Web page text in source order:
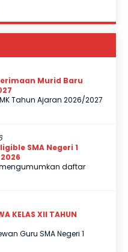
Murid Baru
Tahun Ajaran 2026/2027
SMA Negeri 1
mengumumkan daftar
KELAS XII TAHUN
Guru SMA Negeri 1